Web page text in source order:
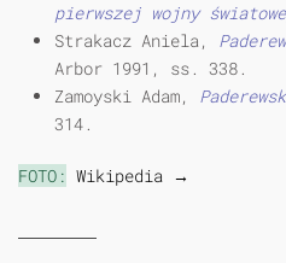
pierwszej wojny
Strakacz Aniela,
Arbor 1991, ss. 338.
Zamoyski Adam,
314.
FOTO: Wikipedia →